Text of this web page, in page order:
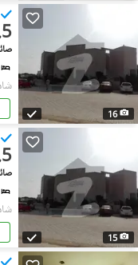
16
15